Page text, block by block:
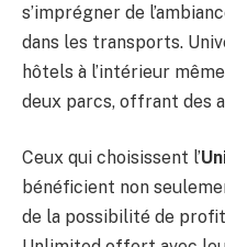
s’imprégner de
dans les transports.
hôtels à l’intérieur
deux parcs, offrant des
Ceux qui choisissent l’
bénéficient non
de la possibilité de